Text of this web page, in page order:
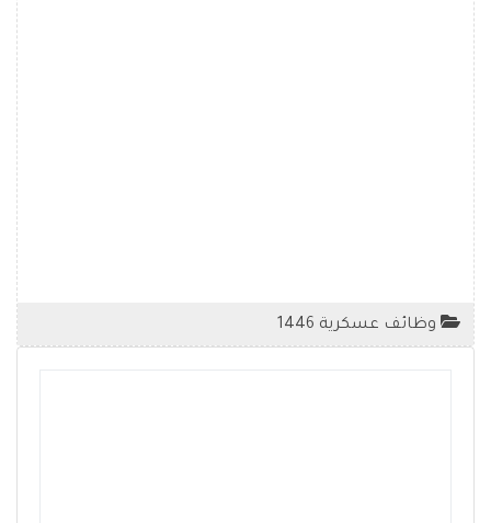
وظائف عسكرية 1446